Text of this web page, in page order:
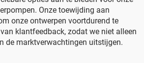
Onze toewijding aan
onze ontwerpen voortdurend te
klantfeedback, zodat we niet alleen
de marktverwachtingen uitstijgen.